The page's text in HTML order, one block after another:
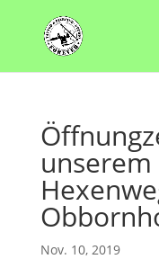
Nov. 10, 2019